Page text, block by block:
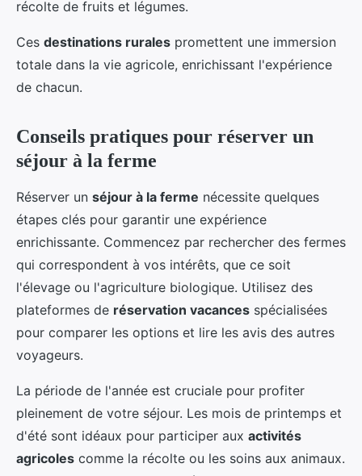
récolte de fruits et légumes.
Ces destinations rurales promettent une immersion
totale dans la vie agricole, enrichissant l'expérience
de chacun.
Conseils pratiques pour réserver un
séjour à la ferme
Réserver un séjour à la ferme nécessite quelques
étapes clés pour garantir une expérience
enrichissante. Commencez par rechercher des fermes
qui correspondent à vos intérêts, que ce soit
l'élevage ou l'agriculture biologique. Utilisez des
plateformes de réservation vacances spécialisées
pour comparer les options et lire les avis des autres
voyageurs.
La période de l'année est cruciale pour profiter
pleinement de votre séjour. Les mois de printemps et
d'été sont idéaux pour participer aux activités
agricoles comme la récolte ou les soins aux animaux.